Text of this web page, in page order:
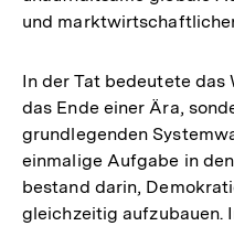
und
In der Tat bedeutete das
das Ende einer Ära,
grundlegenden
einmalige Aufgabe in
bestand darin,
gleichzeitig aufzubauen.